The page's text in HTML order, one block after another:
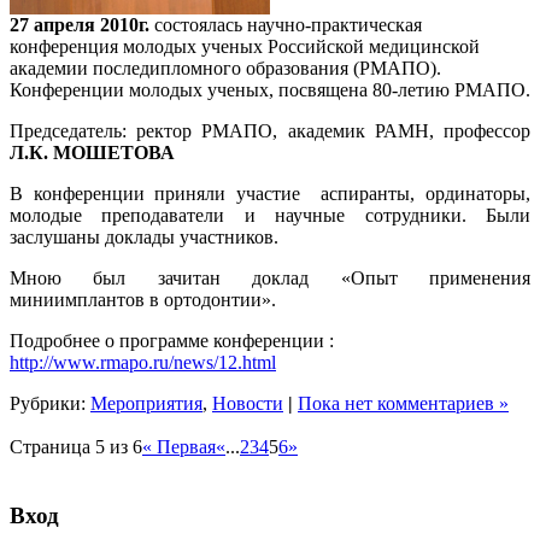
27 апреля 2010г. состоялась научно-практическая
конференция молодых ученых Российской медицинской
академии последипломного образования (РМАПО).
Конференции молодых ученых, посвящена 80-летию РМАПО.
Председатель: ректор РМАПО, академик РАМН, профессор
Л.К. МОШЕТОВА
В конференции приняли участие аспиранты, ординаторы,
молодые преподаватели и научные сотрудники. Были
заслушаны доклады участников.
Мною был зачитан доклад «Опыт применения
миниимплантов в ортодонтии».
Подробнее о программе конференции :
http://www.rmapo.ru/news/12.html
Рубрики: Мероприятия, Новости | Пока нет комментариев »
Страница 5 из 6« Первая«...23456»
Вход